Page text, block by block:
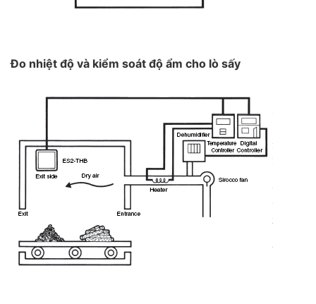
Đo nhiệt độ và kiểm soát độ ẩm cho lò sấy